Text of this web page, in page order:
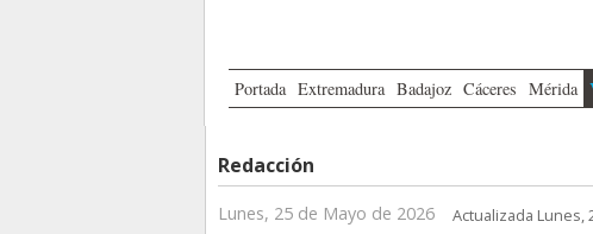
Portada Extremadura Badajoz Cáceres Mérida
Redacción
Lunes, 25 de Mayo de 2026
Actualizada Lunes,